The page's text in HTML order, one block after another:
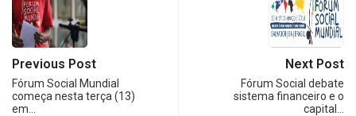
Previous Post
Fórum Social Mundial
começa nesta terça (13)
em…
Next Post
Fórum Social debate
sistema financeiro e o
capital…